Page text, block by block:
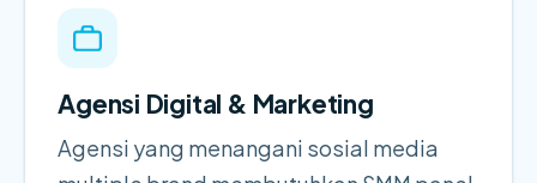
Agensi Digital & Marketing
Agensi yang menangani sosial media